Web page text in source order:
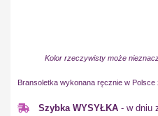
Kolor rzeczywisty może
Bransoletka wykonana ręcznie w Polsce
Szybka WYSYŁKA - w dniu